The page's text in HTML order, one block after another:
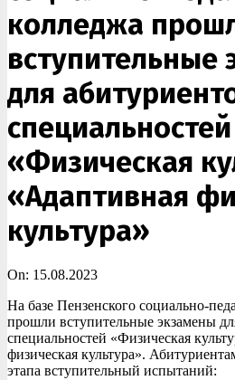
колледжа
вступительные
для
специальностей
«Физическая
«Адаптивная
культура»
On: 15.08.2023
На базе Пензенского социально-
прошли вступительные экзамены
специальностей «Физическая
физическая культура».
этапа вступительный испытаний: